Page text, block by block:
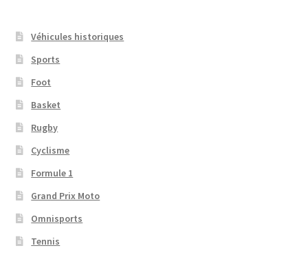
Véhicules historiques
Sports
Foot
Basket
Rugby
Cyclisme
Formule 1
Grand Prix Moto
Omnisports
Tennis